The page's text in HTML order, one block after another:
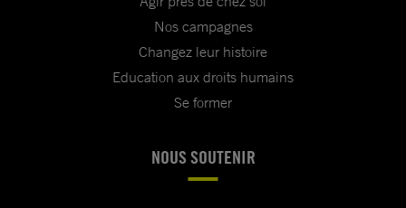
Nos campagnes
Changez leur histoire
Education aux droits humains
Se former
NOUS SOUTENIR